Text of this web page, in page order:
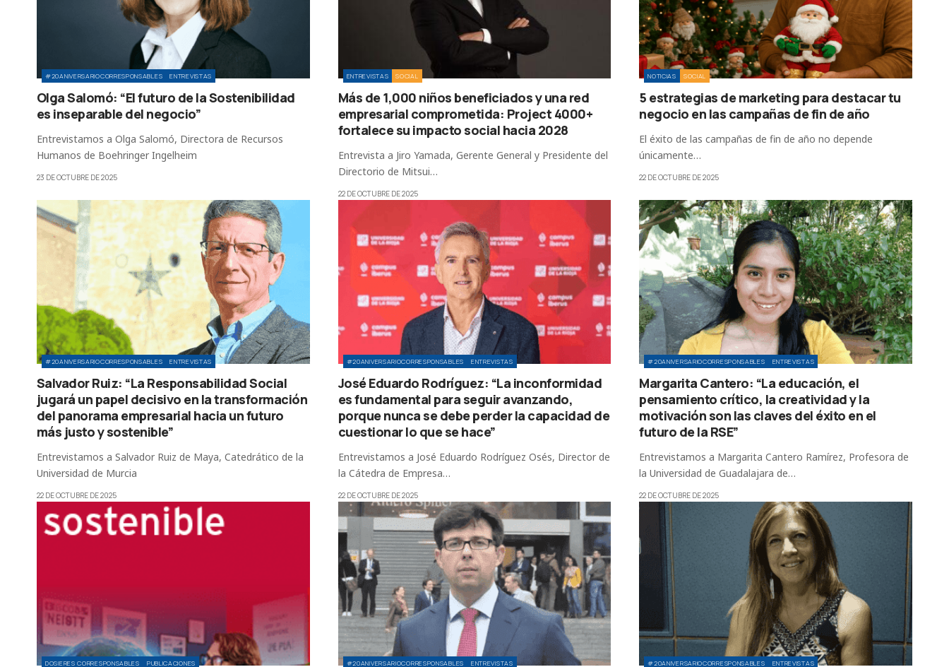
#20ANIVERSARIOCORRESPONSABLES ENTREVISTAS
Olga Salomó: “El futuro de la Sostenibilidad
es inseparable del negocio”
Entrevistamos a Olga Salomó, Directora de Recursos
Humanos de Boehringer Ingelheim
23 DE OCTUBRE DE 2025
ENTREVISTAS SOCIAL
Más de 1,000 niños beneficiados y una red
empresarial comprometida: Project 4000+
fortalece su impacto social hacia 2028
Entrevista a Jiro Yamada, Gerente General y Presidente del
Directorio de Mitsui…
22 DE OCTUBRE DE 2025
NOTICIAS SOCIAL
5 estrategias de marketing para destacar tu
negocio en las campañas de fin de año
El éxito de las campañas de fin de año no depende
únicamente…
22 DE OCTUBRE DE 2025
#20ANIVERSARIOCORRESPONSABLES ENTREVISTAS
Salvador Ruiz: “La Responsabilidad Social
jugará un papel decisivo en la transformación
del panorama empresarial hacia un futuro
más justo y sostenible”
Entrevistamos a Salvador Ruiz de Maya, Catedrático de la
Universidad de Murcia
22 DE OCTUBRE DE 2025
#20ANIVERSARIOCORRESPONSABLES ENTREVISTAS
José Eduardo Rodríguez: “La inconformidad
es fundamental para seguir avanzando,
porque nunca se debe perder la capacidad de
cuestionar lo que se hace”
Entrevistamos a José Eduardo Rodríguez Osés, Director de
la Cátedra de Empresa…
22 DE OCTUBRE DE 2025
#20ANIVERSARIOCORRESPONSABLES ENTREVISTAS
Margarita Cantero: “La educación, el
pensamiento crítico, la creatividad y la
motivación son las claves del éxito en el
futuro de la RSE”
Entrevistamos a Margarita Cantero Ramírez, Profesora de
la Universidad de Guadalajara de…
22 DE OCTUBRE DE 2025
DOSIERES CORRESPONSABLES PUBLICACIONES #20ANIVERSARIOCORRESPONSABLES ENTREVISTAS #20ANIVERSARIOCORRESPONSABLES ENTREVISTAS